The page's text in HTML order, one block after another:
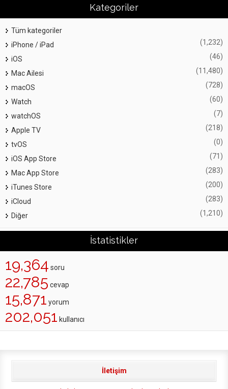
Kategoriler
Tüm kategoriler
iPhone / iPad
(1,232)
iOS (46)
Mac Ailesi (11,480)
macOS (728)
Watch (60)
watchOS (7)
Apple TV (218)
tvOS (0)
iOS App Store (71)
Mac App Store (283)
iTunes Store (200)
iCloud (283)
Diğer (1,210)
İstatistikler
19,364 soru
22,785 cevap
15,871 yorum
202,051 kullanıcı
İletişim